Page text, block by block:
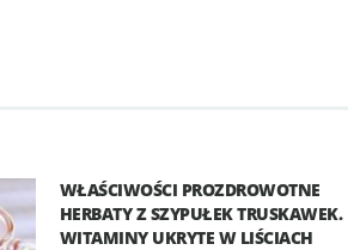
WŁAŚCIWOŚCI PROZDROWOTNE
HERBATY Z SZYPUŁEK TRUSKAWEK.
WITAMINY UKRYTE W LIŚCIACH